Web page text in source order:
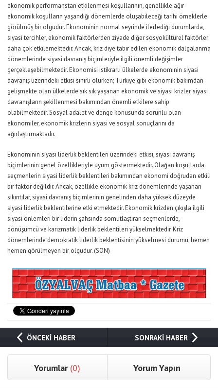
ekonomik performanstan etkilenmesi koşullarının, genellikle ağır
ekonomik koşulların yaşandığı dönemlerde oluşabileceği tarihi örneklerle
görülmüş bir olgudur. Ekonominin normal seyrinde ilerlediği durumlarda,
siyasi tercihler, ekonomik faktörlerden ziyade diğer sosyokültürel faktörler
daha çok etkilemektedir. Ancak, kriz diye tabir edilen ekonomik dalgalanma
dönemlerinde siyasi davranış biçimleriyle ilgili önemli değişimler
gerçekleşebilmektedir. Ekonomisi istikrarlı ülkelerde ekonominin siyasi
davranış üzerindeki etkisi sınırlı olurken; Türkiye gibi ekonomik bakımdan
gelişmekte olan ülkelerde sık sık yaşanan ekonomik ve siyasi krizler, siyasi
davranışların şekillenmesi bakımından önemli etkilere sahip
olabilmektedir. Sosyal adalet ve denge konusunda sorunlu olan
ekonomiler, ekonomik krizlerin siyasi ve sosyal sonuçlarını da
ağırlaştırmaktadır.
Ekonominin siyasi liderlik beklentileri üzerindeki etkisi, siyasi davranış
biçimlerinin genel özellikleriyle uyum göstermektedir. Olağan koşullarda
seçmenlerin siyasi liderlik beklentileri bakımından ekonomi doğrudan etkili
bir faktör değildir. Ancak, özellikle ekonomik kriz dönemlerinde yaşanan
sıkıntılar, siyasi davranış biçimlerinin genelinden daha yüksek düzeyde
siyasi liderlik beklentilerine etki etmektedir. Ekonomik krizden çıkışla ilgili
siyasi önlemleri bir liderin şahsında somutlaştıran seçmenlerde,
dönüşümcü ve karizmatik liderlik beklentileri yükselmektedir. Kriz
dönemlerinde demokratik liderlik beklentisinin yükselmesi durumu, hemen
hemen görülmeyen bir olgudur. (SON)
ÖNCEKİ HABER SONRAKİ HABER
Yorumlar (0) Yorum Yapın